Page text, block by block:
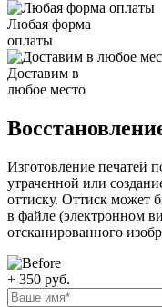
Любая форма
оплаты
Доставим в
любое место
Изготовление печатей
утраченной или
оттиску. Оттиск может
в файле (электронном
отсканированного
+ 350 руб.